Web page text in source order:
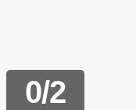
0/2